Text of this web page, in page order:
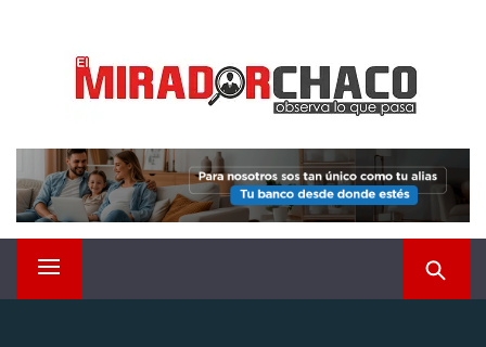
contenido
EL MIRADOR CHACO
Observá lo que pasa
Menú